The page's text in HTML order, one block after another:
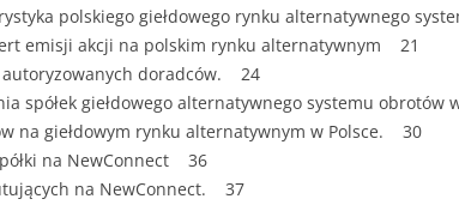
EUROPEISTYKA
FINANSE
GASTRONOMIA
polskiego giełdowego rynku alternatywnego
emisji akcji na polskim rynku alternatywnym 21
autoryzowanych doradców. 24
spółek giełdowego alternatywnego systemu
na giełdowym rynku alternatywnym w Polsce. 30
na NewConnect 36
na NewConnect. 37